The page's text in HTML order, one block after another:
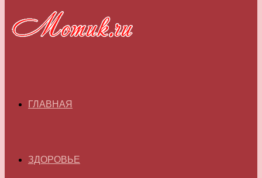
ГЛАВНАЯ
ЗДОРОВЬЕ